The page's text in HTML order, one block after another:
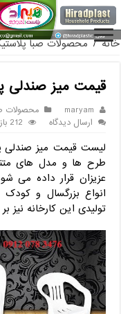
فروش گلدان پلاستیکی
خانه / محصولات صبا
قیمت میز صندلی
maryam محصولات
ارسال دیدگاه
212 بازدید
لیست قیمت میز صندلی
طرح ها و مدل های
عزیزان قرار داده می
انواع بزرگسال و
تولیدی این کارخانه